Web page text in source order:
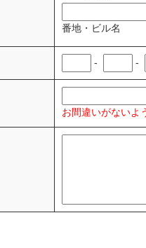
番地・ビル名
- -
お間違いがないよ